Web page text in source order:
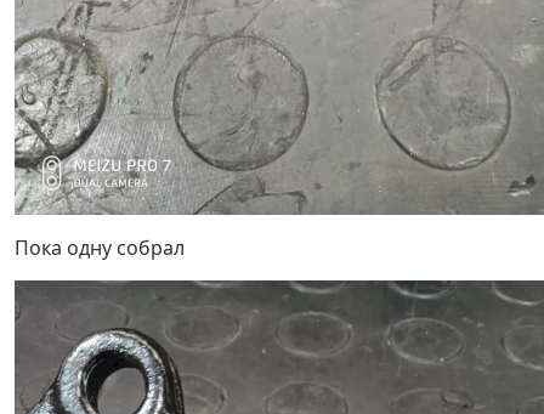
Пока одну собрал